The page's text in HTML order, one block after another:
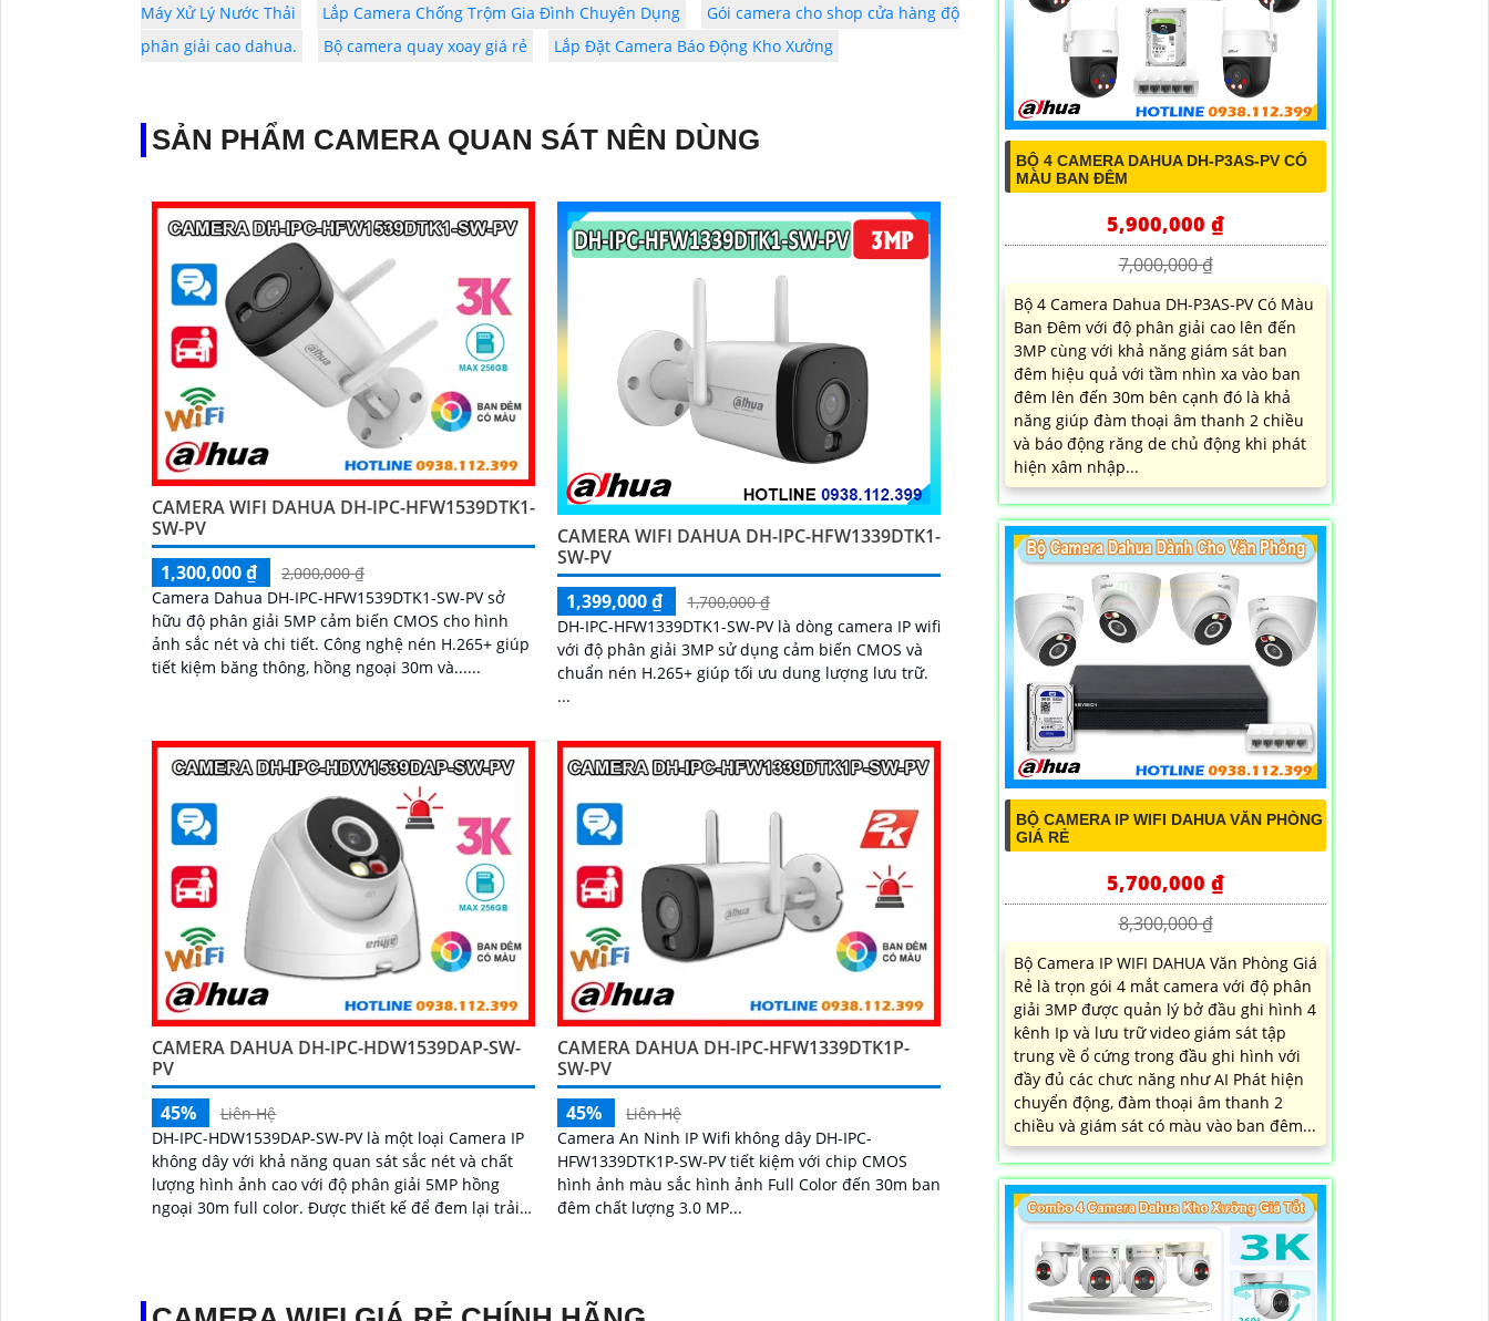
Máy Xử Lý Nước Thải
Lắp Camera Chống Trộm Gia Đình Chuyên Dụng
Gói camera cho shop cửa hàng độ
phân giải cao dahua.
Bộ camera quay xoay giá rẻ Lắp Đặt Camera Báo Động Kho Xưởng
SẢN PHẨM CAMERA QUAN SÁT NÊN DÙNG
CAMERA WIFI DAHUA DH-IPC-HFW1539DTK1-
SW-PV
1,300,000 ₫
2,000,000 ₫
Camera Dahua DH-IPC-HFW1539DTK1-SW-PV sở
hữu độ phân giải 5MP cảm biến CMOS cho hình
ảnh sắc nét và chi tiết. Công nghệ nén H.265+ giúp
tiết kiệm băng thông, hồng ngoại 30m và......
CAMERA WIFI DAHUA DH-IPC-HFW1339DTK1-
SW-PV
1,399,000 ₫
1,700,000 ₫
DH-IPC-HFW1339DTK1-SW-PV là dòng camera IP wifi
với độ phân giải 3MP sử dụng cảm biến CMOS và
chuẩn nén H.265+ giúp tối ưu dung lượng lưu trữ.
...
CAMERA DAHUA DH-IPC-HDW1539DAP-SW-
PV
45%
Liên Hệ
DH-IPC-HDW1539DAP-SW-PV là một loại Camera IP
không dây với khả năng quan sát sắc nét và chất
lượng hình ảnh cao với độ phân giải 5MP hồng
ngoại 30m full color. Được thiết kế để đem lại trải
CAMERA DAHUA DH-IPC-HFW1339DTK1P-
SW-PV
45%
Liên Hệ
Camera An Ninh IP Wifi không dây DH-IPC-
HFW1339DTK1P-SW-PV tiết kiệm với chip CMOS
hình ảnh màu sắc hình ảnh Full Color đến 30m ban
đêm chất lượng 3.0 MP...
BỘ 4 CAMERA DAHUA DH-P3AS-PV CÓ
MÀU BAN ĐÊM
5,900,000 ₫
7,000,000 ₫
Bộ 4 Camera Dahua DH-P3AS-PV Có Màu
Ban Đêm với độ phân giải cao lên đến
3MP cùng với khả năng giám sát ban
đêm hiệu quả với tầm nhìn xa vào ban
đêm lên đến 30m bên cạnh đó là khả
năng giúp đàm thoại âm thanh 2 chiều
và báo động răng de chủ động khi phát
hiện xâm nhập...
BỘ CAMERA IP WIFI DAHUA VĂN PHÒNG
GIÁ RẺ
5,700,000 ₫
8,300,000 ₫
Bộ Camera IP WIFI DAHUA Văn Phòng Giá
Rẻ là trọn gói 4 mắt camera với độ phân
giải 3MP được quản lý bở đầu ghi hình 4
kênh Ip và lưu trữ video giám sát tập
trung về ổ cứng trong đầu ghi hình với
đầy đủ các chưc năng như AI Phát hiện
chuyển động, đàm thoại âm thanh 2
chiều và giám sát có màu vào ban đêm...